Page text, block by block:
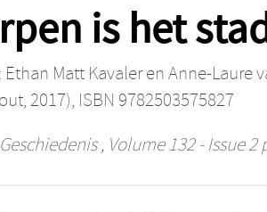
is het
Ethan Matt Kavaler en Anne-
2017), ISBN 9782503575827
, Volume 132 - Issue 2